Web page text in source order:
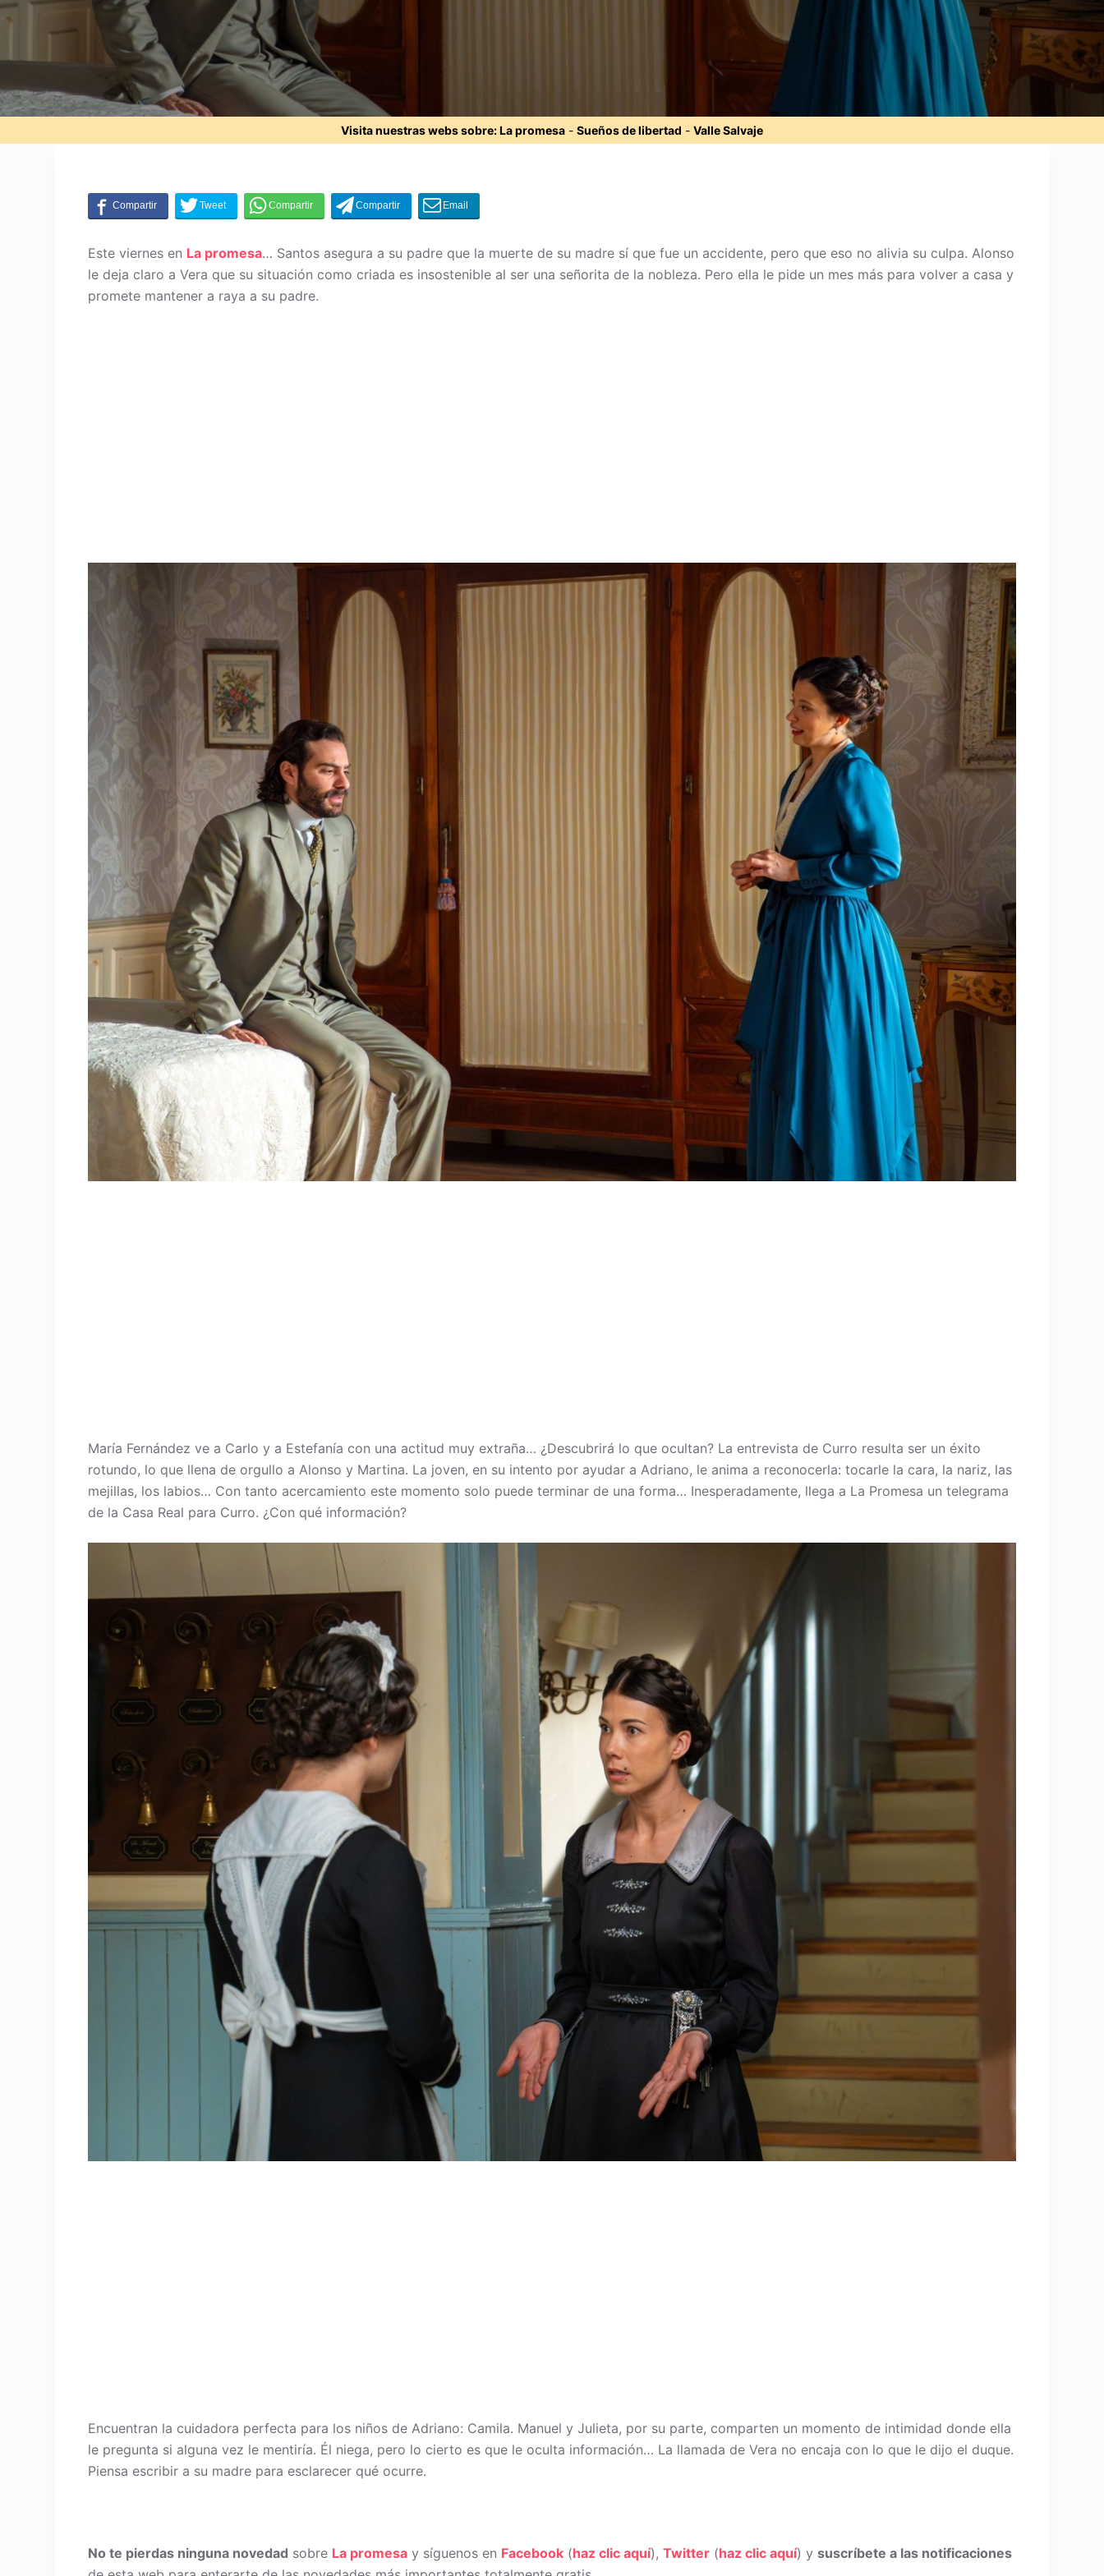
Visita nuestras webs sobre:La promesa - Sueños de libertad - Valle Salvaje
Este viernes en La promesa… Santos asegura a su padre que la muerte de su madre sí que fue un accidente, pero que eso no alivia su culpa. Alonso
le deja claro a Vera que su situación como criada es insostenible al ser una señorita de la nobleza. Pero ella le pide un mes más para volver a casa y
promete mantener a raya a su padre.
María Fernández ve a Carlo y a Estefanía con una actitud muy extraña… ¿Descubrirá lo que ocultan? La entrevista de Curro resulta ser un éxito
rotundo, lo que llena de orgullo a Alonso y Martina. La joven, en su intento por ayudar a Adriano, le anima a reconocerla: tocarle la cara, la nariz, las
mejillas, los labios… Con tanto acercamiento este momento solo puede terminar de una forma… Inesperadamente, llega a La Promesa un telegrama
de la Casa Real para Curro. ¿Con qué información?
Encuentran la cuidadora perfecta para los niños de Adriano: Camila. Manuel y Julieta, por su parte, comparten un momento de intimidad donde ella
le pregunta si alguna vez le mentiría. Él niega, pero lo cierto es que le oculta información… La llamada de Vera no encaja con lo que le dijo el duque.
Piensa escribir a su madre para esclarecer qué ocurre.
No te pierdas ninguna novedad sobre La promesa y síguenos en Facebook (haz clic aquí),Twitter (haz clic aquí) ysuscríbete a las notificaciones